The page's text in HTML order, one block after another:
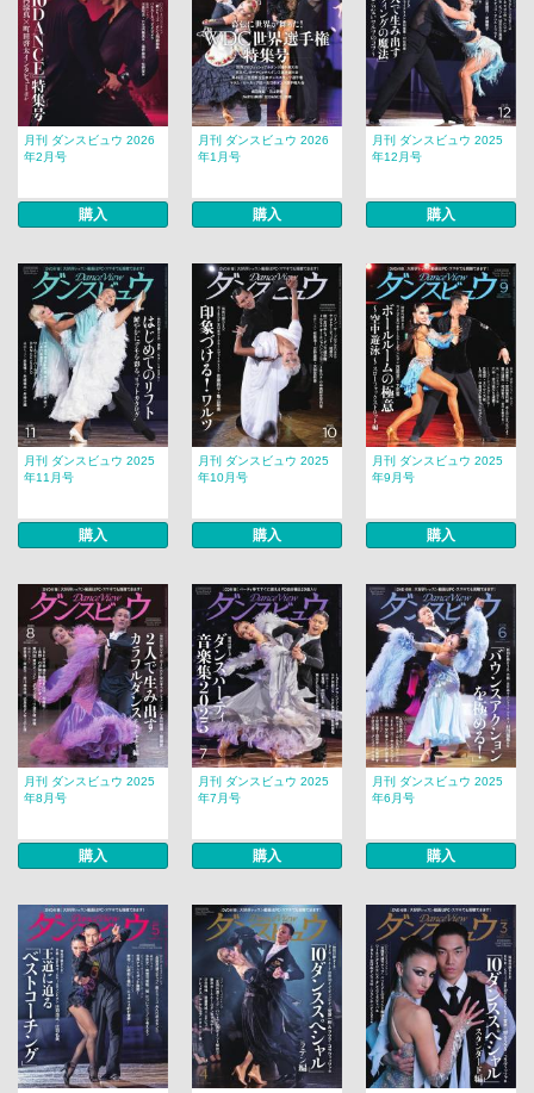
月刊 ダンスビュウ 2026
年2月号
購入
月刊 ダンスビュウ 2026
年1月号
購入
月刊 ダンスビュウ 2025
年12月号
購入
月刊 ダンスビュウ 2025
年11月号
購入
月刊 ダンスビュウ 2025
年10月号
購入
月刊 ダンスビュウ 2025
年9月号
購入
月刊 ダンスビュウ 2025
年8月号
購入
月刊 ダンスビュウ 2025
年7月号
購入
月刊 ダンスビュウ 2025
年6月号
購入